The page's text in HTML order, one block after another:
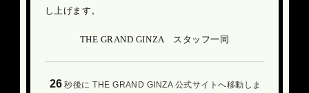
し上げます。
THE GRAND GINZA スタッフ一同
26 秒後に THE GRAND GINZA 公式サイトへ移動しま